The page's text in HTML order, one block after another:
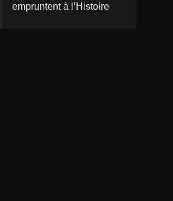
empruntent à l’Histoire